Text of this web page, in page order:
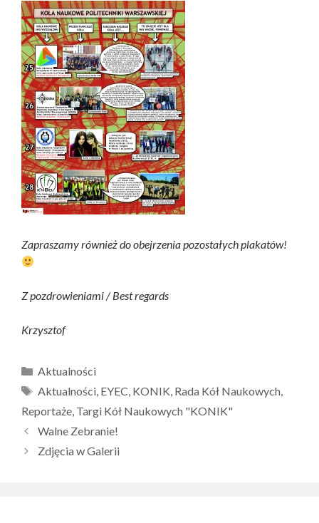
Zapraszamy również do obejrzenia pozostałych plakatów!
Z pozdrowieniami / Best regards
Krzysztof
Kategorie
Aktualności
Tagi
Aktualności, EYEC, KONIK, Rada Kół Naukowych,
Reportaże, Targi Kół Naukowych "KONIK"
Walne Zebranie!
Zdjęcia w Galerii